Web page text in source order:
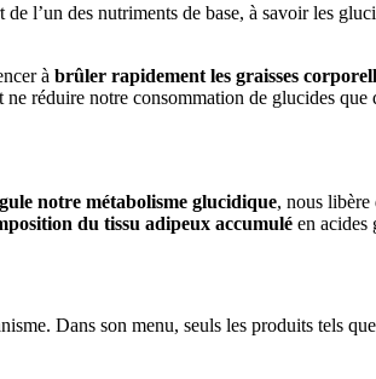
l’un des nutriments de base, à savoir les
à brûler rapidement les graisses
réduire notre consommation de glucides que
notre métabolisme glucidique, nous libère
du tissu adipeux accumulé en acides
Dans son menu, seuls les produits tels